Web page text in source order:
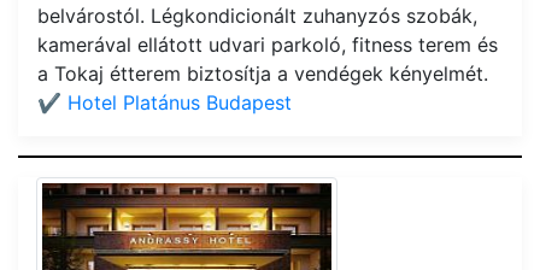
belvárostól. Légkondicionált zuhanyzós szobák,
kamerával ellátott udvari parkoló, fitness terem és
a Tokaj étterem biztosítja a vendégek kényelmét.
✔️ Hotel Platánus Budapest